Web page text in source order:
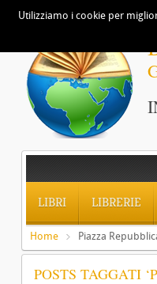
LIBRI LIBRERIE
Home Piazza
POSTS TAGGATI
Utilizziamo i cookie per